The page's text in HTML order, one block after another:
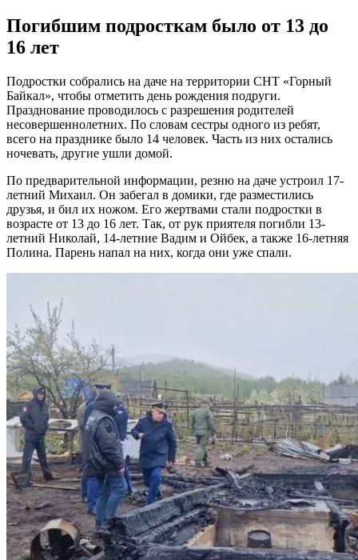
Погибшим подросткам было от 13 до
16 лет
Подростки собрались на даче на территории СНТ «Горный
Байкал», чтобы отметить день рождения подруги.
Празднование проводилось с разрешения родителей
несовершеннолетних. По словам сестры одного из ребят,
всего на празднике было 14 человек. Часть из них остались
ночевать, другие ушли домой.
По предварительной информации, резню на даче устроил 17-
летний Михаил. Он забегал в домики, где разместились
друзья, и бил их ножом. Его жертвами стали подростки в
возрасте от 13 до 16 лет. Так, от рук приятеля погибли 13-
летний Николай, 14-летние Вадим и Ойбек, а также 16-летняя
Полина. Парень напал на них, когда они уже спали.